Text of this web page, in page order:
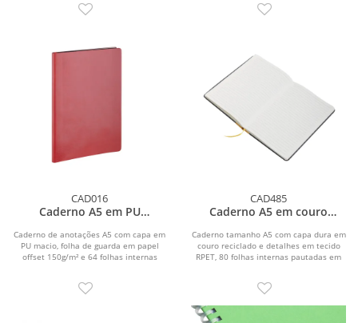
CAD016
Caderno A5 em PU
Caderno de anotações A5 com capa em
PU macio, folha de guarda em papel
offset 150g/m² e 64 folhas internas
CAD485
Caderno A5 em couro
Caderno tamanho A5 com capa dura em
couro reciclado e detalhes em tecido
RPET, 80 folhas internas pautadas em